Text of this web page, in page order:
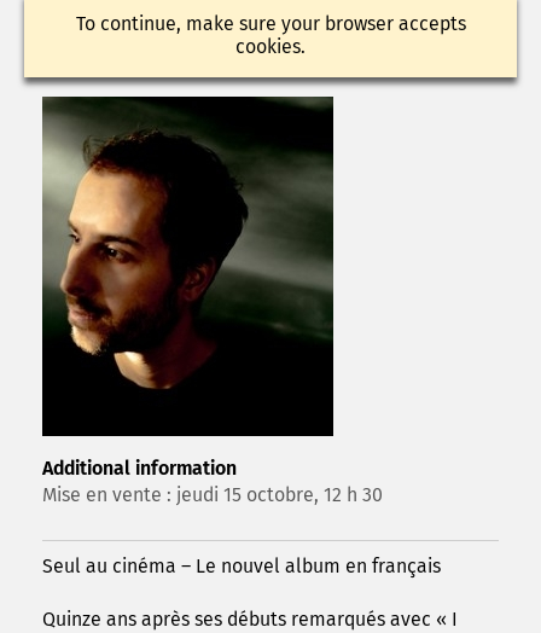
To continue, make sure your browser accepts
cookies.
Additional information
Mise en vente : jeudi 15 octobre, 12 h 30
Seul au cinéma – Le nouvel album en français
Quinze ans après ses débuts remarqués avec « I